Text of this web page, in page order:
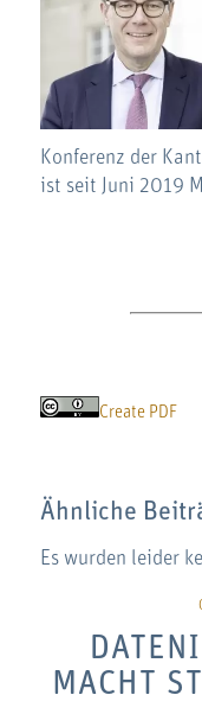
Konferenz der
ist seit Juni 2019
Create PDF
Ähnliche
Es wurden leider
MACHT